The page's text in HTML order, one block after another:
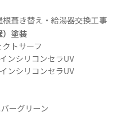
葺き替え・給湯器交換工事
）塗装
トサーフ
ンシリコンセラUV
ンシリコンセラUV
ーグリーン